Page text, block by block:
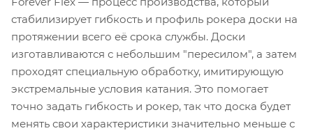
стабилизирует гибкость и профиль рокера доски на
протяжении всего её срока службы. Доски
изготавливаются с небольшим "пересилом", а затем
проходят специальную обработку, имитирующую
экстремальные условия катания. Это помогает
точно задать гибкость и рокер, так что доска будет
менять свои характеристики значительно меньше с